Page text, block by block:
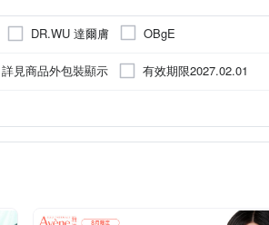
DR.WU 達爾膚
OBgE
詳見商品外包裝顯示
有效期限2027.02.01